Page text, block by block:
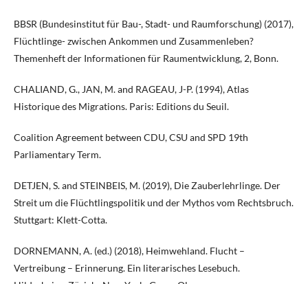
BBSR (Bundesinstitut für Bau-, Stadt- und Raumforschung) (2017),
Flüchtlinge- zwischen Ankommen und Zusammenleben?
Themenheft der Informationen für Raumentwicklung, 2, Bonn.
CHALIAND, G., JAN, M. and RAGEAU, J-P. (1994), Atlas
Historique des Migrations. Paris: Editions du Seuil.
Coalition Agreement between CDU, CSU and SPD 19th
Parliamentary Term.
DETJEN, S. and STEINBEIS, M. (2019), Die Zauberlehrlinge. Der
Streit um die Flüchtlingspolitik und der Mythos vom Rechtsbruch.
Stuttgart: Klett-Cotta.
DORNEMANN, A. (ed.) (2018), Heimwehland. Flucht –
Vertreibung – Erinnerung. Ein literarisches Lesebuch.